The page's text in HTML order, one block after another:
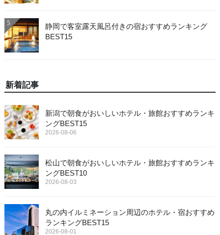
5
静岡で客室露天風呂付きの宿おすすめランキング
BEST15
新着記事
新潟で朝食がおいしいホテル・旅館おすすめランキ
ングBEST15
2026-08-06
松山で朝食がおいしいホテル・旅館おすすめランキ
ングBEST10
2026-08-03
丸の内イルミネーション周辺のホテル・宿おすすめ
ランキングBEST15
2026-08-01